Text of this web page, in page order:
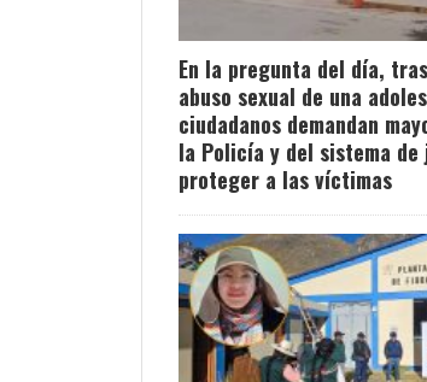
En la pregunta del día,
abuso sexual de una
ciudadanos demandan
la Policía y del sistema
proteger a las víctimas